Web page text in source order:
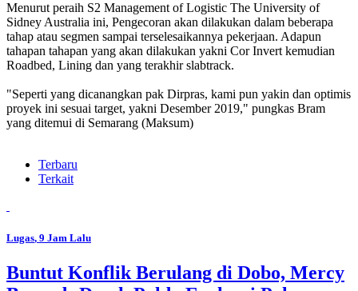
Menurut peraih S2 Management of Logistic The University of
Sidney Australia ini, Pengecoran akan dilakukan dalam beberapa
tahap atau segmen sampai terselesaikannya pekerjaan. Adapun
tahapan tahapan yang akan dilakukan yakni Cor Invert kemudian
Roadbed, Lining dan yang terakhir slabtrack.
"Seperti yang dicanangkan pak Dirpras, kami pun yakin dan optimis
proyek ini sesuai target, yakni Desember 2019," pungkas Bram
yang ditemui di Semarang (Maksum)
Terbaru
Terkait
Lugas, 9 Jam Lalu
Buntut Konflik Berulang di Dobo, Mercy